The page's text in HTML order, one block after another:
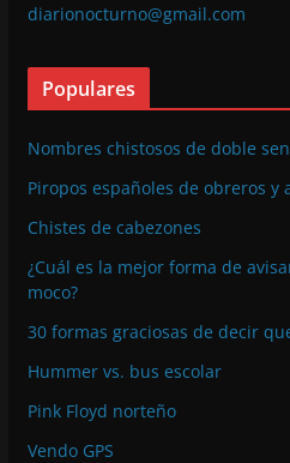
diarionocturno@gmail.com
Populares
Nombres chistosos de doble
Piropos españoles de obreros y
Chistes de cabezones
¿Cuál es la mejor forma de
moco?
30 formas graciosas de decir
Hummer vs. bus escolar
Pink Floyd norteño
Vendo GPS